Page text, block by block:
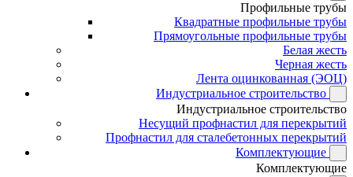
Профильные трубы
Квадратные профильные трубы
Прямоугольные профильные трубы
Белая жесть
Черная жесть
Лента оцинкованная (ЭОЦ)
Индустриальное строительство
Индустриальное строительство
Несущий профнастил для перекрытий
Профнастил для сталебетонных перекрытий
Комплектующие
Комплектующие